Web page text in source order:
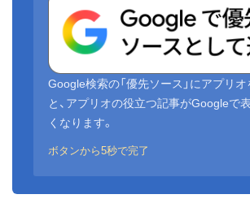
Google検索の「優先ソース」にアプリ
と、アプリオの役立つ記事がGoogleで
くなります。
ボタンから5秒で完了